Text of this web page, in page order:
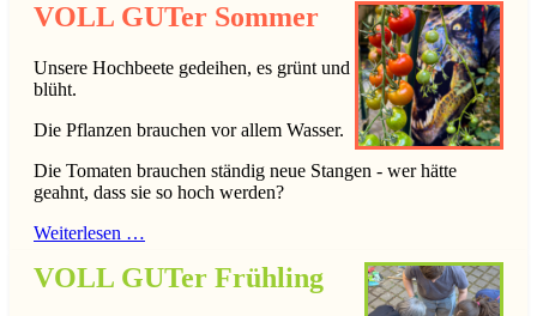
VOLL GUTer Sommer
Unsere Hochbeete gedeihen, es grünt und
blüht.
Die Pflanzen brauchen vor allem Wasser.
Die Tomaten brauchen ständig neue Stangen - wer hätte
geahnt, dass sie so hoch werden?
Weiterlesen …
VOLL GUTer Frühling